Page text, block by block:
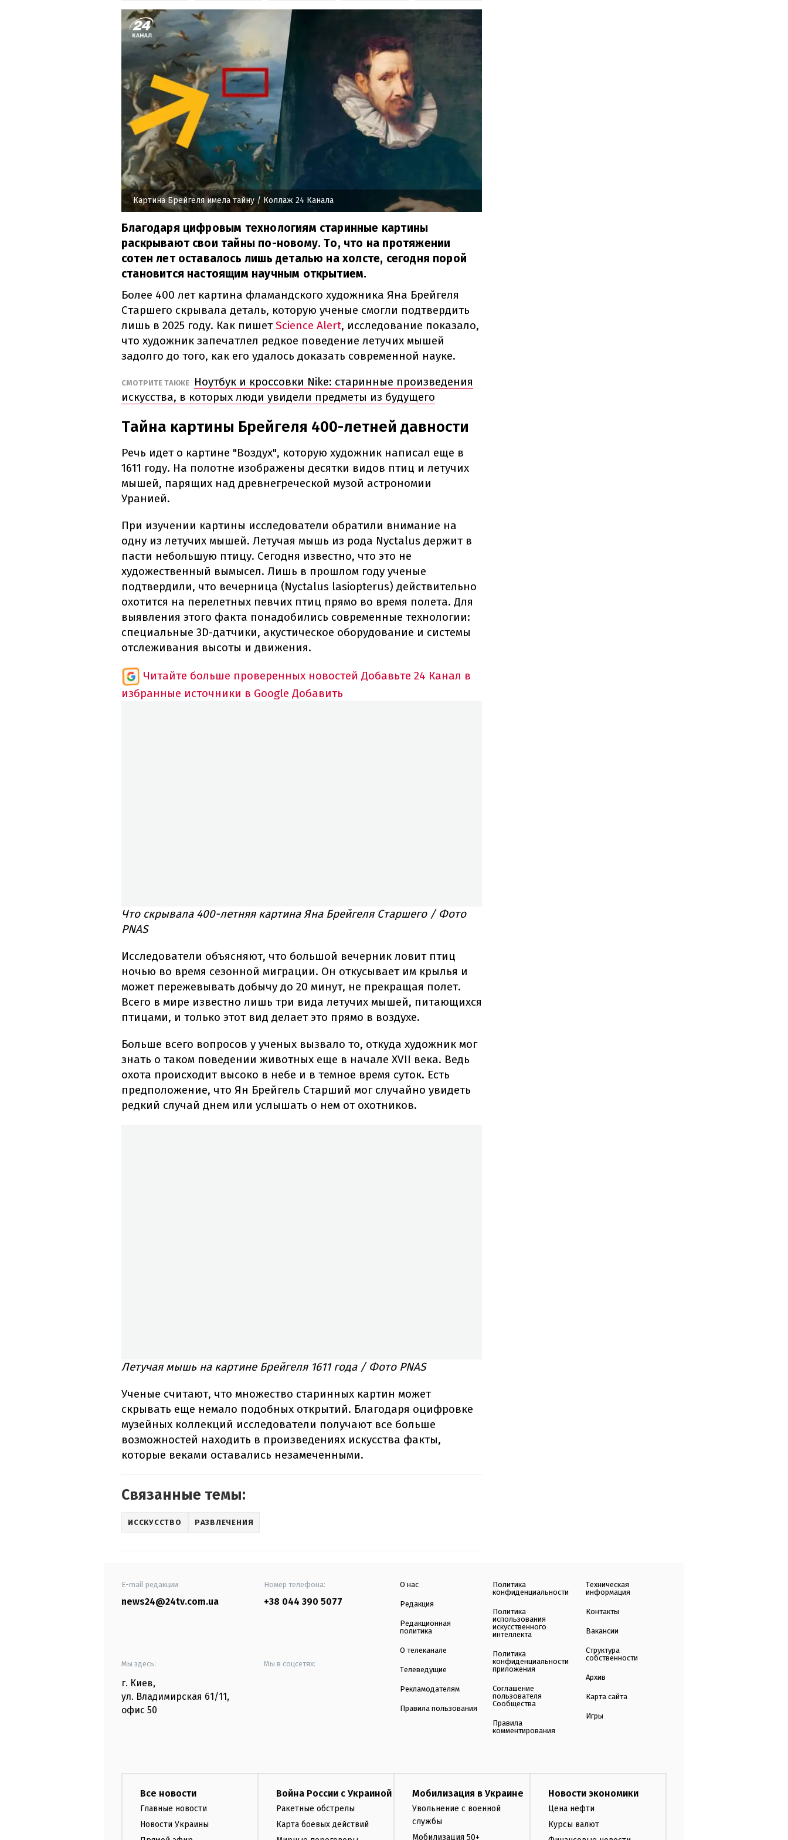
Картина Брейгеля имела тайну / Коллаж 24 Канала
Благодаря цифровым технологиям старинные картины
раскрывают свои тайны по-новому. То, что на протяжении
сотен лет оставалось лишь деталью на холсте, сегодня порой
становится настоящим научным открытием.
Более 400 лет картина фламандского художника Яна Брейгеля
Старшего скрывала деталь, которую ученые смогли подтвердить
лишь в 2025 году. Как пишетScience Alert, исследование показало,
что художник запечатлел редкое поведение летучих мышей
задолго до того, как его удалось доказать современной науке.
СМОТРИТЕ ТАКЖЕ
Ноутбук и кроссовки Nike: старинные произведения
искусства, в которых люди увидели предметы из будущего
Тайна картины Брейгеля 400-летней давности
Речь идет о картине "Воздух", которую художник написал еще в
1611 году. На полотне изображены десятки видов птиц и летучих
мышей, парящих над древнегреческой музой астрономии
Уранией.
При изучении картины исследователи обратили внимание на
одну из летучих мышей. Летучая мышь из рода Nyctalus держит в
пасти небольшую птицу. Сегодня известно, что это не
художественный вымысел. Лишь в прошлом году ученые
подтвердили, что вечерница (Nyctalus lasiopterus) действительно
охотится на перелетных певчих птиц прямо во время полета. Для
выявления этого факта понадобились современные технологии:
специальные 3D-датчики, акустическое оборудование и системы
отслеживания высоты и движения.
Читайте больше проверенных новостей Добавьте 24 Канал в
избранные источники в Google Добавить
Что скрывала 400-летняя картина Яна Брейгеля Старшего / Фото
PNAS
Исследователи объясняют, что большой вечерник ловит птиц
ночью во время сезонной миграции. Он откусывает им крылья и
может пережевывать добычу до 20 минут, не прекращая полет.
Всего в мире известно лишь три вида летучих мышей, питающихся
птицами, и только этот вид делает это прямо в воздухе.
Больше всего вопросов у ученых вызвало то, откуда художник мог
знать о таком поведении животных еще в начале XVII века. Ведь
охота происходит высоко в небе и в темное время суток. Есть
предположение, что Ян Брейгель Старший мог случайно увидеть
редкий случай днем или услышать о нем от охотников.
Летучая мышь на картине Брейгеля 1611 года / Фото PNAS
Ученые считают, что множество старинных картин может
скрывать еще немало подобных открытий. Благодаря оцифровке
музейных коллекций исследователи получают все больше
возможностей находить в произведениях искусства факты,
которые веками оставались незамеченными.
Связанные темы:
ИССКУССТВО РАЗВЛЕЧЕНИЯ
E-mail редакции
news24@24tv.com.ua
Номер телефона:
+38 044 390 5077
Мы здесь:
г. Киев,
ул. Владимирская 61/11,
офис 50
Мы в соцсетях:
О нас
Редакция
Редакционная
политика
О телеканале
Телеведущие
Рекламодателям
Правила пользования
Политика
конфиденциальности
Политика
использования
искусственного
интеллекта
Политика
конфиденциальности
приложения
Соглашение
пользователя
Сообщества
Правила
комментирования
Техническая
информация
Контакты
Вакансии
Структура
собственности
Архив
Карта сайта
Игры
Все новости
Главные новости
Новости Украины
Война России с Украиной
Ракетные обстрелы
Карта боевых действий
Мобилизация в Украине
Увольнение с военной
службы
Мобилизация 50+
Новости экономики
Цена нефти
Курсы валют